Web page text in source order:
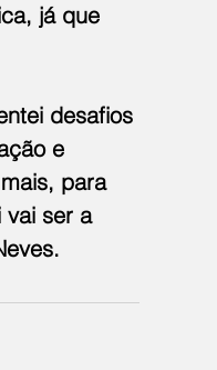
já que
desafios
e
para
vai ser a